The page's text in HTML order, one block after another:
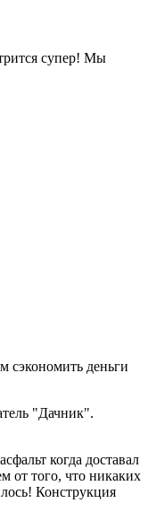
супер! Мы
сэкономить деньги
"Дачник".
когда доставал
от того, что никаких
Конструкция